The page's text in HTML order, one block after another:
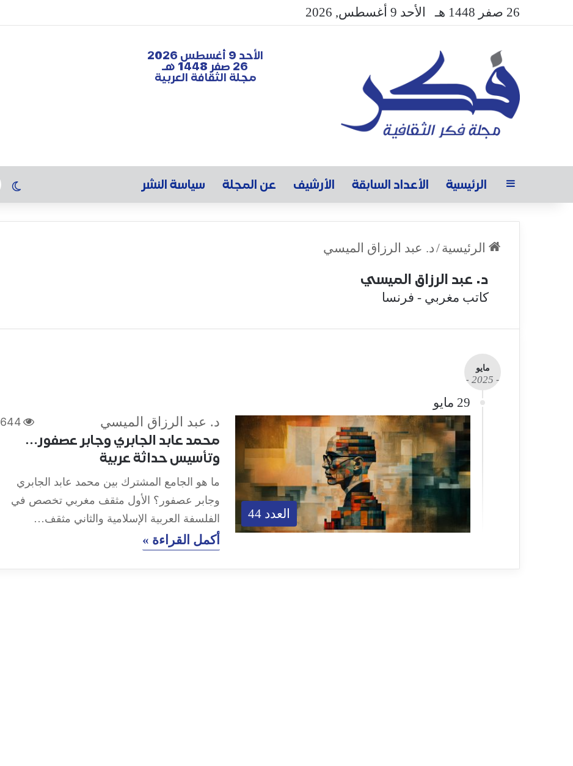
26 صفر 1448 هـ الأحد 9 أغسطس, 2026
الأحد 9 أغسطس 2026
26 صفر 1448 هـ
مجلة الثقافة العربية
الرئيسية الأعداد السابقة الأرشيف عن المجلة سياسة النشر
الرئيسية/د. عبد الرزاق الميسي
د. عبد الرزاق الميسي
كاتب مغربي - فرنسا
مايو
- 2025 -
29 مايو
العدد 44
د. عبد الرزاق الميسي 644
محمد عابد الجابري وجابر عصفور…
وتأسيس حداثة عربية
ما هو الجامع المشترك بين محمد عابد الجابري
وجابر عصفور؟ الأول مثقف مغربي تخصص في
الفلسفة العربية الإسلامية والثاني مثقف…
أكمل القراءة »